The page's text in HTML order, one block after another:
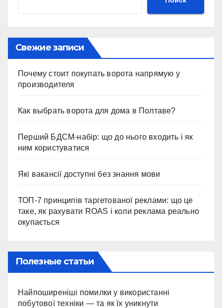
Свежие записи
Почему стоит покупать ворота напрямую у
производителя
Как выбрать ворота для дома в Полтаве?
Перший БДСМ-набір: що до нього входить і як
ним користуватися
Які вакансії доступні без знання мови
ТОП-7 принципів таргетованої реклами: що це
таке, як рахувати ROAS і коли реклама реально
окупається
Полезные статьи
Найпоширеніші помилки у використанні
побутової техніки — та як їх уникнути